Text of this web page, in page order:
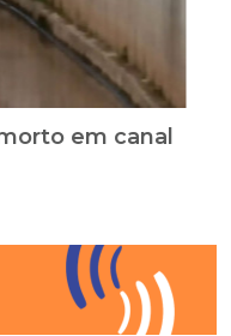
em canal